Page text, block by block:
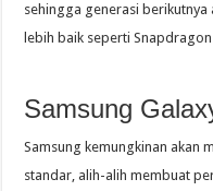
sehingga generasi
lebih baik seperti
Samsung
Samsung kemungkinan akan
standar, alih-alih membuat